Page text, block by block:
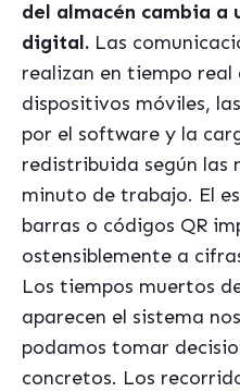
del almacén cambia a
digital. Las
realizan en tiempo
dispositivos móviles,
por el software y la
redistribuida según las
minuto de trabajo. El
barras o códigos QR
ostensiblemente a
Los tiempos muertos
aparecen el sistema
podamos tomar
concretos. Los